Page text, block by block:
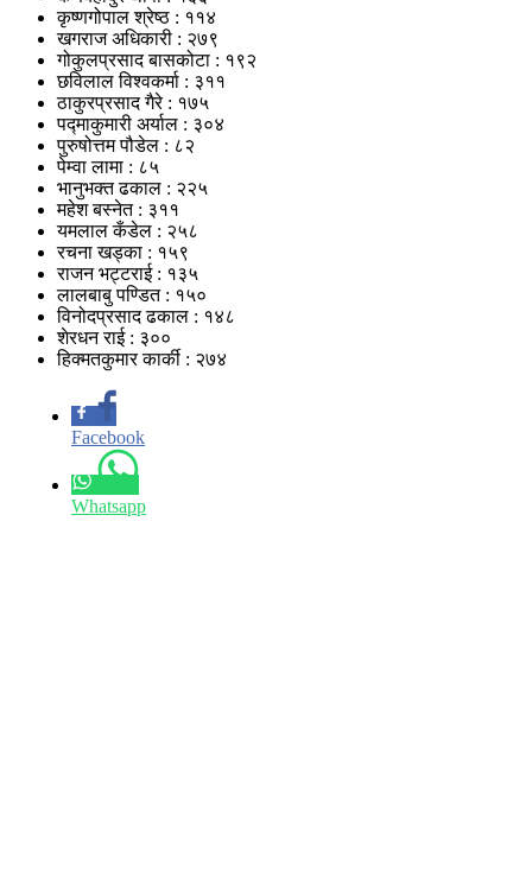
कृष्णगोपाल श्रेष्ठ : ११४
खगराज अधिकारी : २७९
गोकुलप्रसाद बासकोटा : १९२
छविलाल विश्वकर्मा : ३११
ठाकुरप्रसाद गैरे : १७५
पद्माकुमारी अर्याल : ३०४
पुरुषोत्तम पौडेल : ८२
पेम्वा लामा : ८५
भानुभक्त ढकाल : २२५
महेश बस्नेत : ३११
यमलाल कँडेल : २५८
रचना खड्का : १५९
राजन भट्टराई : १३५
लालबाबु पण्डित : १५०
विनोदप्रसाद ढकाल : १४८
शेरधन राई : ३००
हिक्मतकुमार कार्की : २७४
Facebook
Whatsapp